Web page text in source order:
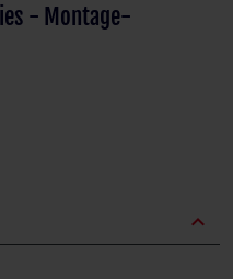
- Montage-
expand_less